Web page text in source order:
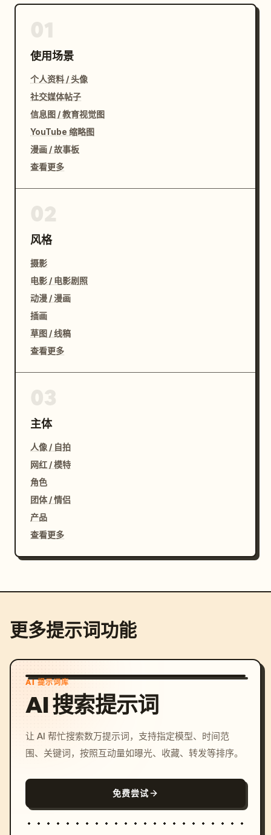
使用场景
个人资料 / 头像
社交媒体帖子
信息图 / 教育视觉图
YouTube 缩略图
漫画 / 故事板
查看更多
风格
摄影
电影 / 电影剧照
动漫 / 漫画
插画
草图 / 线稿
查看更多
主体
人像 / 自拍
网红 / 模特
角色
团体 / 情侣
产品
查看更多
更多提示词功能
AI 提示词库
AI 搜索提示词
让 AI 帮忙搜索数万提示词，支持指定模型、时间范
围、关键词，按照互动量如曝光、收藏、转发等排序。
免费尝试